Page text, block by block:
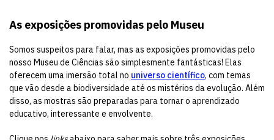
As exposições promovidas pelo Museu
Somos suspeitos para falar, mas as exposições promovidas pelo
nosso Museu de Ciências são simplesmente fantásticas! Elas
oferecem uma imersão total no universo científico, com temas
que vão desde a biodiversidade até os mistérios da evolução. Além
disso, as mostras são preparadas para tornar o aprendizado
educativo, interessante e envolvente.